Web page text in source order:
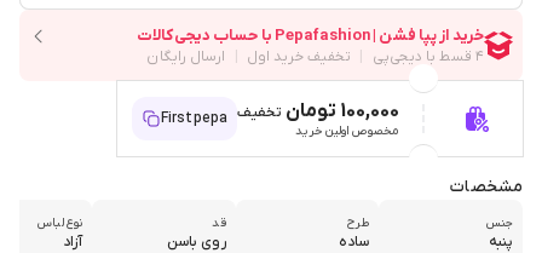
100,000 تومان تخفیف
مخصوص اولین خرید
Firstpepa
مشخصات
جنس
پنبه
طرح
ساده
قد
روی باسن
نوع لباس
آزاد